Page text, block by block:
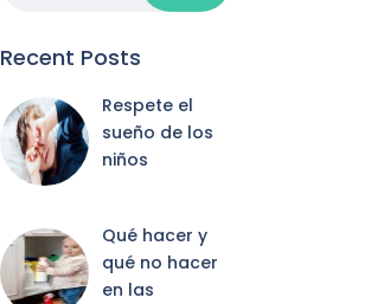
Recent Posts
Respete el
sueño de los
niños
Qué hacer y
qué no hacer
en las